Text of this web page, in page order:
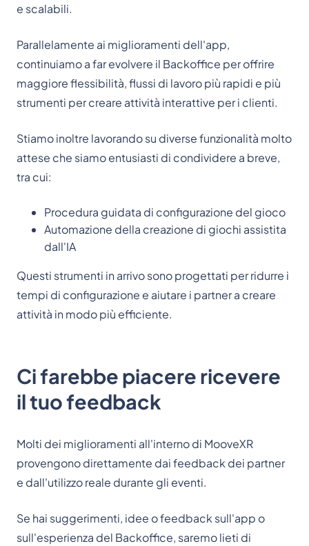
e scalabili.
Parallelamente ai miglioramenti dell'app,
continuiamo a far evolvere il Backoffice per offrire
maggiore flessibilità, flussi di lavoro più rapidi e più
strumenti per creare attività interattive per i clienti.
Stiamo inoltre lavorando su diverse funzionalità molto
attese che siamo entusiasti di condividere a breve,
tra cui:
Procedura guidata di configurazione del gioco
Automazione della creazione di giochi assistita
dall'IA
Questi strumenti in arrivo sono progettati per ridurre i
tempi di configurazione e aiutare i partner a creare
attività in modo più efficiente.
Ci farebbe piacere ricevere
il tuo feedback
Molti dei miglioramenti all'interno di MooveXR
provengono direttamente dai feedback dei partner
e dall'utilizzo reale durante gli eventi.
Se hai suggerimenti, idee o feedback sull'app o
sull'esperienza del Backoffice, saremo lieti di